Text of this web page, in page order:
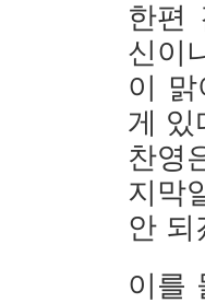
한편
신이
이
게 있
찬영
지막
안 되
이를